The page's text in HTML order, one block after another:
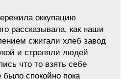
оккупацию
рассказывала, как наши
сжигали хлеб завод
и стреляли людей
что то взять себе
было спокойно пока